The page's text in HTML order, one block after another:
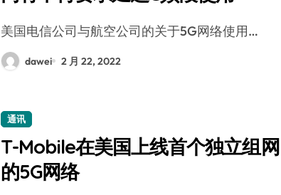
美国电信公司与航空公司的关于5G网络使用…
dawei 2 月 22, 2022
通讯
T-Mobile在美国上线首个独立组网
的5G网络